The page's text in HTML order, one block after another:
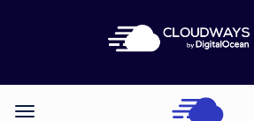
Categories